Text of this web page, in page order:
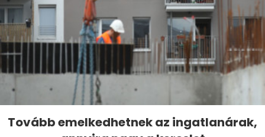
Tovább emelkedhetnek az ingatlanárak,